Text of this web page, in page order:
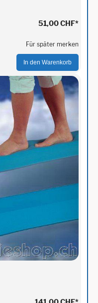
51,00 CHF*
Für später merken
In den Warenkorb